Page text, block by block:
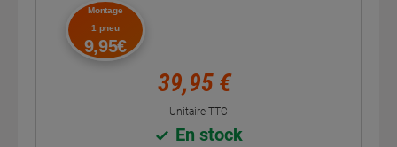
Montage
1 pneu
9,95€
39,95 €
Unitaire TTC
En stock